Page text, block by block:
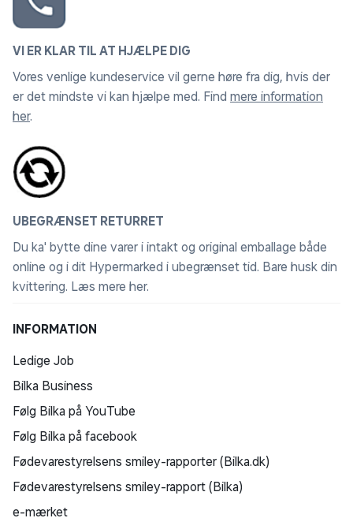
VI ER KLAR TIL AT HJÆLPE DIG
Vores venlige kundeservice vil gerne høre fra dig, hvis der
er det mindste vi kan hjælpe med. Find mere information
her.
UBEGRÆNSET RETURRET
Du ka' bytte dine varer i intakt og original emballage både
online og i dit Hypermarked i ubegrænset tid. Bare husk din
kvittering. Læs mere her.
INFORMATION
Ledige Job
Bilka Business
Følg Bilka på YouTube
Følg Bilka på facebook
Fødevarestyrelsens smiley-rapporter (Bilka.dk)
Fødevarestyrelsens smiley-rapport (Bilka)
e-mærket